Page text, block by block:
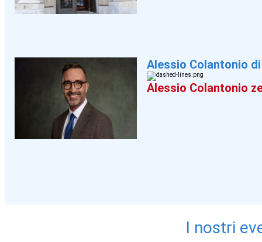
Alessio Colantonio
Alessio Colantonio
I nostri